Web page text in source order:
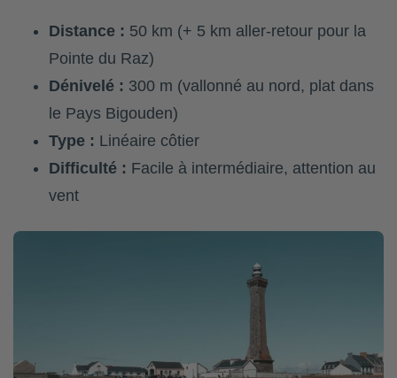
Distance : 50 km (+ 5 km aller-retour pour la
Pointe du Raz)
Dénivelé : 300 m (vallonné au nord, plat dans
le Pays Bigouden)
Type : Linéaire côtier
Difficulté : Facile à intermédiaire, attention au
vent